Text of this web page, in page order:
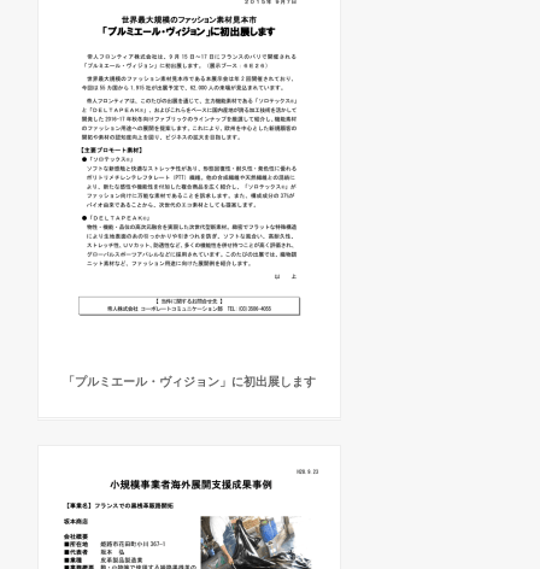
「プルミエール・ヴィジョン」に初出展します